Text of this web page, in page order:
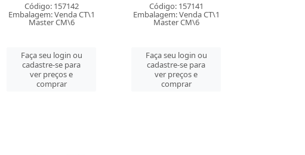
Código: 157142
Embalagem: Venda CT\1
Master CM\6
Faça seu login ou
cadastre-se para
ver preços e
comprar
Código: 157141
Embalagem: Venda CT\1
Master CM\6
Faça seu login ou
cadastre-se para
ver preços e
comprar